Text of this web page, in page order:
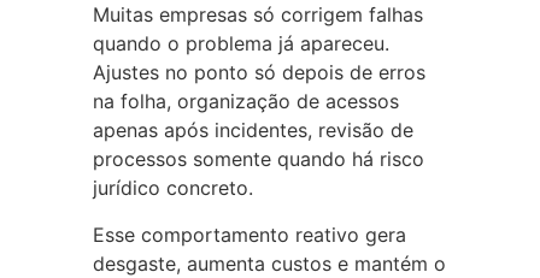
Muitas empresas só corrigem falhas
quando o problema já apareceu.
Ajustes no ponto só depois de erros
na folha, organização de acessos
apenas após incidentes, revisão de
processos somente quando há risco
jurídico concreto.
Esse comportamento reativo gera
desgaste, aumenta custos e mantém o